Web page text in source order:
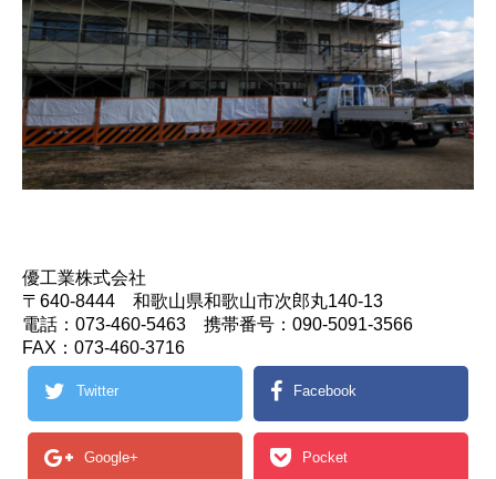
優工業株式会社
〒640-8444 和歌山県和歌山市次郎丸140-13
電話：073-460-5463 携帯番号：090-5091-3566
FAX：073-460-3716
Twitter Facebook
Google+ Pocket